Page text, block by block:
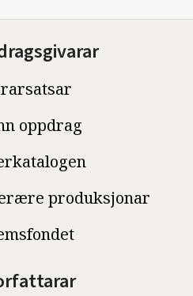
oppdrag
produksjonar